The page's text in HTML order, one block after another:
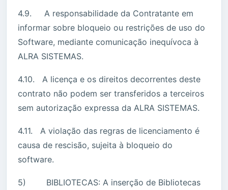
4.9. A responsabilidade da Contratante em
informar sobre bloqueio ou restrições de uso do
Software, mediante comunicação inequívoca à
ALRA SISTEMAS.
4.10. A licença e os direitos decorrentes deste
contrato não podem ser transferidos a terceiros
sem autorização expressa da ALRA SISTEMAS.
4.11. A violação das regras de licenciamento é
causa de rescisão, sujeita à bloqueio do
software.
5) BIBLIOTECAS: A inserção de Bibliotecas